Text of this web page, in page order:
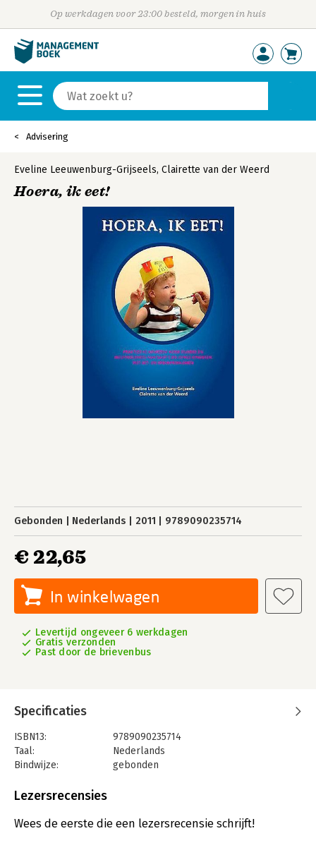
Op werkdagen voor 23:00 besteld, morgen in huis
Advisering
Eveline Leeuwenburg-Grijseels, Clairette van der Weerd
Hoera, ik eet!
Gebonden Nederlands 2011 9789090235714
€ 22,65
In winkelwagen
Levertijd ongeveer 6 werkdagen
Gratis verzonden
Past door de brievenbus
Specificaties
ISBN13:
9789090235714
Taal:
Nederlands
Bindwijze:
gebonden
Uitgever:
Lezersrecensies
Wees de eerste die een lezersrecensie schrijft!